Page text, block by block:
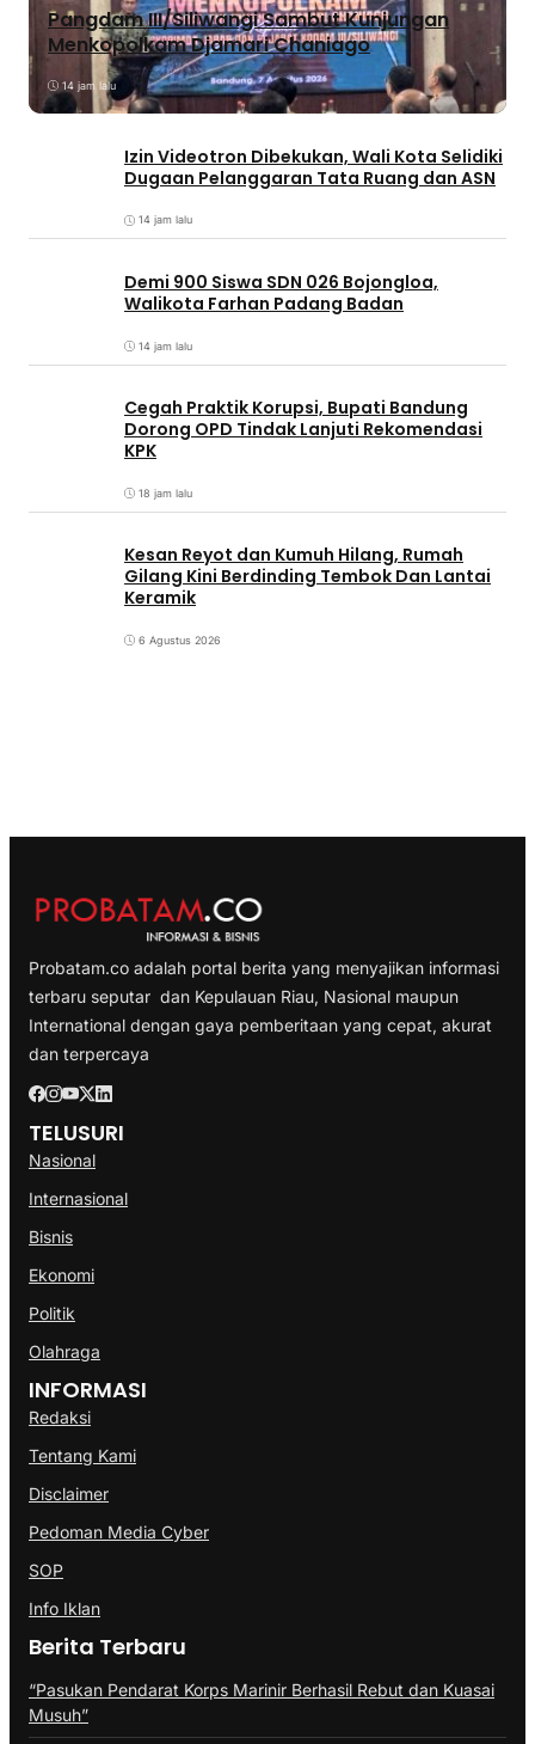
Pangdam III/Siliwangi Sambut Kunjungan
Menkopolkam Djamari Chaniago
14 jam lalu
Izin Videotron Dibekukan, Wali Kota Selidiki
Dugaan Pelanggaran Tata Ruang dan ASN
14 jam lalu
Demi 900 Siswa SDN 026 Bojongloa,
Walikota Farhan Padang Badan
14 jam lalu
Cegah Praktik Korupsi, Bupati Bandung
Dorong OPD Tindak Lanjuti Rekomendasi
KPK
18 jam lalu
Kesan Reyot dan Kumuh Hilang, Rumah
Gilang Kini Berdinding Tembok Dan Lantai
Keramik
6 Agustus 2026
Probatam.co adalah portal berita yang menyajikan informasi
terbaru seputar dan Kepulauan Riau, Nasional maupun
International dengan gaya pemberitaan yang cepat, akurat
dan terpercaya
TELUSURI
Nasional
Internasional
Bisnis
Ekonomi
Politik
Olahraga
INFORMASI
Redaksi
Tentang Kami
Disclaimer
Pedoman Media Cyber
SOP
Info Iklan
Berita Terbaru
“Pasukan Pendarat Korps Marinir Berhasil Rebut dan Kuasai
Musuh”